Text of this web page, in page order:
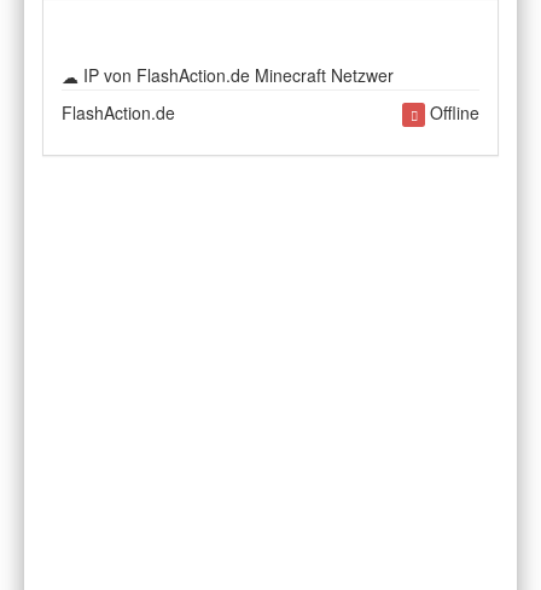
IP von FlashAction.de Minecraft Netzwer
FlashAction.de
Offline